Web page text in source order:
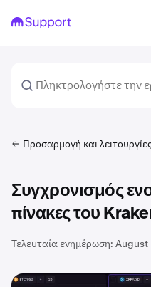
Προσαρμογή και
Συγχρονισμός
πίνακες του
Τελευταία ενημέρωση: